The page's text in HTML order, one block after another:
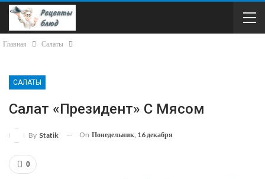
Главная Салаты
САЛАТЫ
Салат «Президент» С Мясом
By Statik On Понедельник, 16 декабря
0